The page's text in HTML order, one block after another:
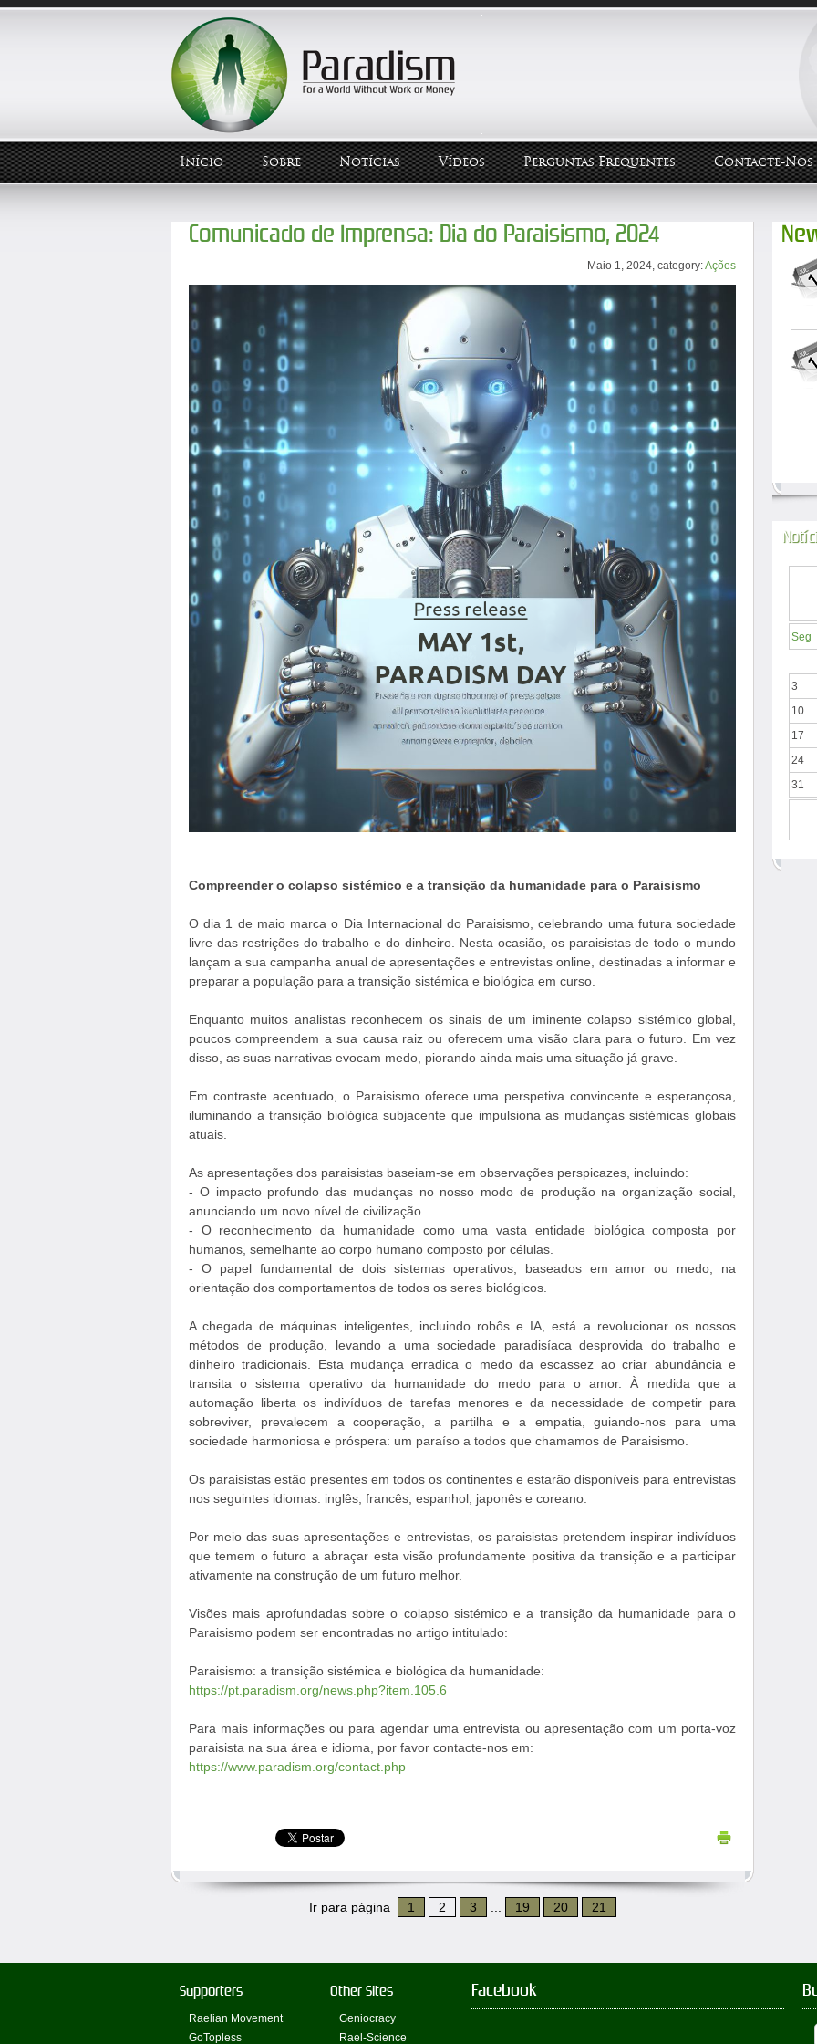
Início Sobre Notícias Vídeos Perguntas Frequentes Contacte-Nos
Comunicado de Imprensa: Dia do Paraisismo, 2024
Maio 1, 2024, category:Ações
Compreender o colapso sistémico e a transição da humanidade para o Paraisismo
O dia 1 de maio marca o Dia Internacional do Paraisismo, celebrando uma futura sociedade
livre das restrições do trabalho e do dinheiro. Nesta ocasião, os paraisistas de todo o mundo
lançam a sua campanha anual de apresentações e entrevistas online, destinadas a informar e
preparar a população para a transição sistémica e biológica em curso.
Enquanto muitos analistas reconhecem os sinais de um iminente colapso sistémico global,
poucos compreendem a sua causa raiz ou oferecem uma visão clara para o futuro. Em vez
disso, as suas narrativas evocam medo, piorando ainda mais uma situação já grave.
Em contraste acentuado, o Paraisismo oferece uma perspetiva convincente e esperançosa,
iluminando a transição biológica subjacente que impulsiona as mudanças sistémicas globais
atuais.
As apresentações dos paraisistas baseiam-se em observações perspicazes, incluindo:
- O impacto profundo das mudanças no nosso modo de produção na organização social,
anunciando um novo nível de civilização.
- O reconhecimento da humanidade como uma vasta entidade biológica composta por
humanos, semelhante ao corpo humano composto por células.
- O papel fundamental de dois sistemas operativos, baseados em amor ou medo, na
orientação dos comportamentos de todos os seres biológicos.
A chegada de máquinas inteligentes, incluindo robôs e IA, está a revolucionar os nossos
métodos de produção, levando a uma sociedade paradisíaca desprovida do trabalho e
dinheiro tradicionais. Esta mudança erradica o medo da escassez ao criar abundância e
transita o sistema operativo da humanidade do medo para o amor. À medida que a
automação liberta os indivíduos de tarefas menores e da necessidade de competir para
sobreviver, prevalecem a cooperação, a partilha e a empatia, guiando-nos para uma
sociedade harmoniosa e próspera: um paraíso a todos que chamamos de Paraisismo.
Os paraisistas estão presentes em todos os continentes e estarão disponíveis para entrevistas
nos seguintes idiomas: inglês, francês, espanhol, japonês e coreano.
Por meio das suas apresentações e entrevistas, os paraisistas pretendem inspirar indivíduos
que temem o futuro a abraçar esta visão profundamente positiva da transição e a participar
ativamente na construção de um futuro melhor.
Visões mais aprofundadas sobre o colapso sistémico e a transição da humanidade para o
Paraisismo podem ser encontradas no artigo intitulado:
Paraisismo: a transição sistémica e biológica da humanidade:
https://pt.paradism.org/news.php?item.105.6
Para mais informações ou para agendar uma entrevista ou apresentação com um porta-voz
paraisista na sua área e idioma, por favor contacte-nos em:
https://www.paradism.org/contact.php
Ir para página 1 2 3 19 20 21
Seg
3
10
17
24
31
Supporters
Raelian Movement
GoTopless
Other Sites
Geniocracy
Rael-Science
Facebook